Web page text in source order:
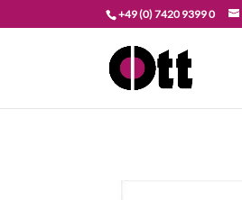
+49 (0) 7420 9399 0